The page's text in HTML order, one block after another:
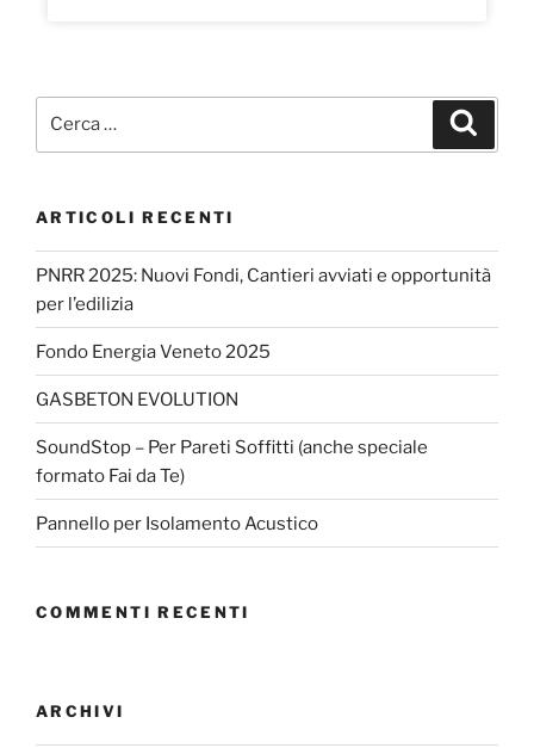
ARTICOLI RECENTI
PNRR 2025: Nuovi Fondi, Cantieri avviati e opportunità
per l’edilizia
Fondo Energia Veneto 2025
GASBETON EVOLUTION
SoundStop – Per Pareti Soffitti (anche speciale
formato Fai da Te)
Pannello per Isolamento Acustico
COMMENTI RECENTI
ARCHIVI